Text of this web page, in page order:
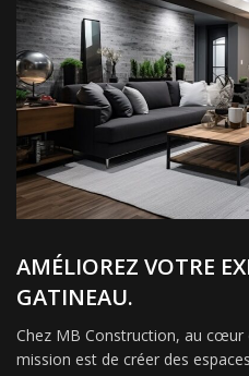
AMÉLIOREZ VOTRE
GATINEAU.
Chez MB Construction, au cœur
mission est de créer des